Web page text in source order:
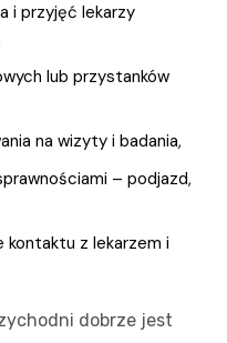
i przyjęć lekarzy
lub przystanków
na wizyty i badania,
– podjazd,
z lekarzem i
dobrze jest